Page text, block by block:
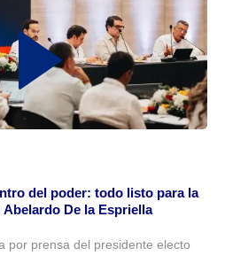
del poder: todo listo para la
De la Espriella
por prensa del presidente electo